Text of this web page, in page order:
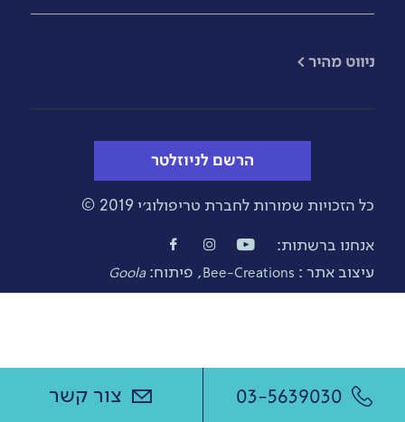
​ניווט מהיר >
הרשם לניוזלטר
כל הזכויות שמורות לחברת טריפולוג׳י 2019 ©
עיצוב אתר : Bee-Creations, פיתוח:Goola
אנחנו ברשתות:
03-5639030 צור קשר